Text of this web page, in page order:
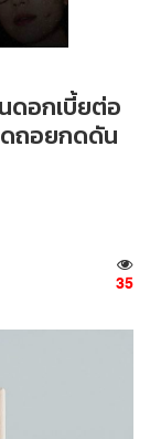
ดอกเบี้ยต่อ
ดถอยกดดัน
35